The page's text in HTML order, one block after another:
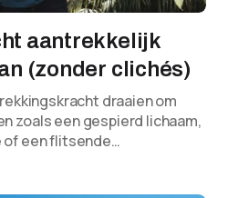
aantrekkelijk
(zonder clichés)
draaien om
zoals een gespierd lichaam,
of een flitsende…